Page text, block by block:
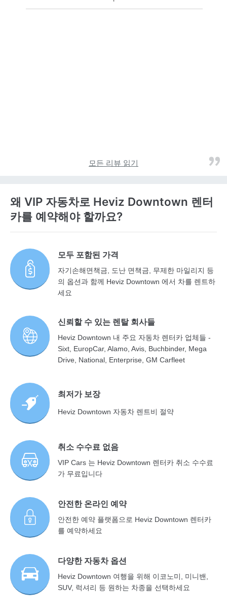
모든 리뷰 읽기
왜 VIP 자동차로 Heviz Downtown 렌터
카를 예약해야 할까요?
모두 포함된 가격
자기손해면책금, 도난 면책금, 무제한 마일리지 등
의 옵션과 함께 Heviz Downtown 에서 차를 렌트하
세요
신뢰할 수 있는 렌탈 회사들
Heviz Downtown 내 주요 자동차 렌터카 업체들 -
Sixt, EuropCar, Alamo, Avis, Buchbinder, Mega
Drive, National, Enterprise, GM Carfleet
최저가 보장
Heviz Downtown 자동차 렌트비 절약
취소 수수료 없음
VIP Cars 는 Heviz Downtown 렌터카 취소 수수료
가 무료입니다
안전한 온라인 예약
안전한 예약 플랫폼으로 Heviz Downtown 렌터카
를 예약하세요
다양한 자동차 옵션
Heviz Downtown 여행을 위해 이코노미, 미니밴,
SUV, 럭셔리 등 원하는 차종을 선택하세요